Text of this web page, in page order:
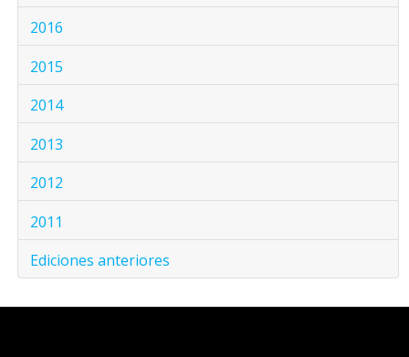
2016
2015
2014
2013
2012
2011
Ediciones anteriores